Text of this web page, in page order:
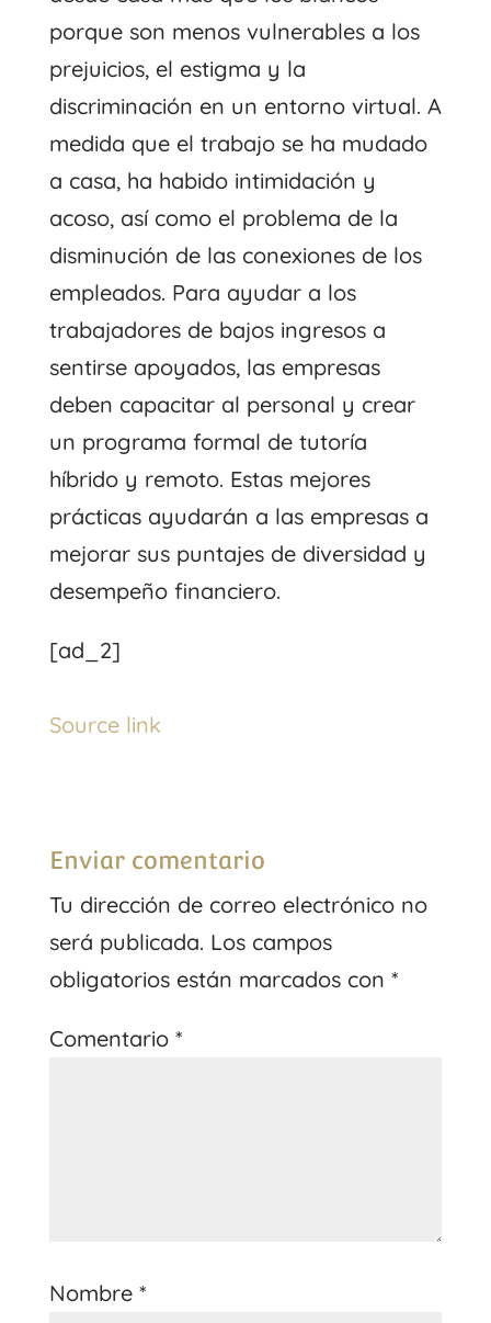
porque son menos vulnerables a los
prejuicios, el estigma y la
discriminación en un entorno virtual. A
medida que el trabajo se ha mudado
a casa, ha habido intimidación y
acoso, así como el problema de la
disminución de las conexiones de los
empleados. Para ayudar a los
trabajadores de bajos ingresos a
sentirse apoyados, las empresas
deben capacitar al personal y crear
un programa formal de tutoría
híbrido y remoto. Estas mejores
prácticas ayudarán a las empresas a
mejorar sus puntajes de diversidad y
desempeño financiero.
[ad_2]
Source link
Enviar comentario
Tu dirección de correo electrónico no
será publicada. Los campos
obligatorios están marcados con *
Comentario *
Nombre *